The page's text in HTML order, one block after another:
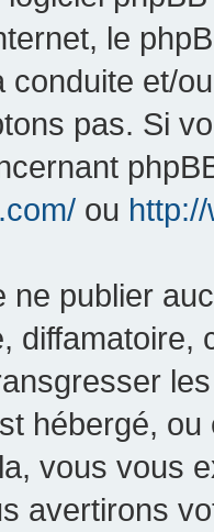
le
conduite et/
pas. Si
ou
ne publier
diffamatoire,
hébergé,
vous vous
avertirons